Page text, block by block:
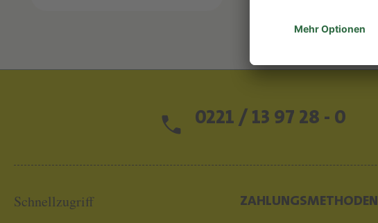
0221 / 13 97 28 - 0
Schnellzugriff ZAHLUNGSMETHODEN